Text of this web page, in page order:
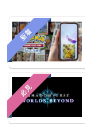
新着
必見